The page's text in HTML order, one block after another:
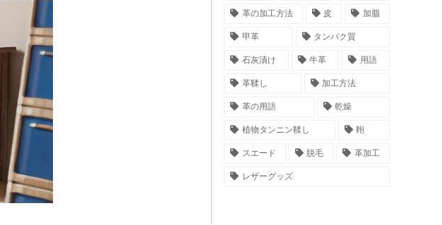
革の加工方法 皮 加脂
甲革 タンパク質
石灰漬け 牛革 用語
革鞣し 加工方法
革の用語 乾燥
植物タンニン鞣し 鞄
スエード 脱毛 革加工
レザーグッズ